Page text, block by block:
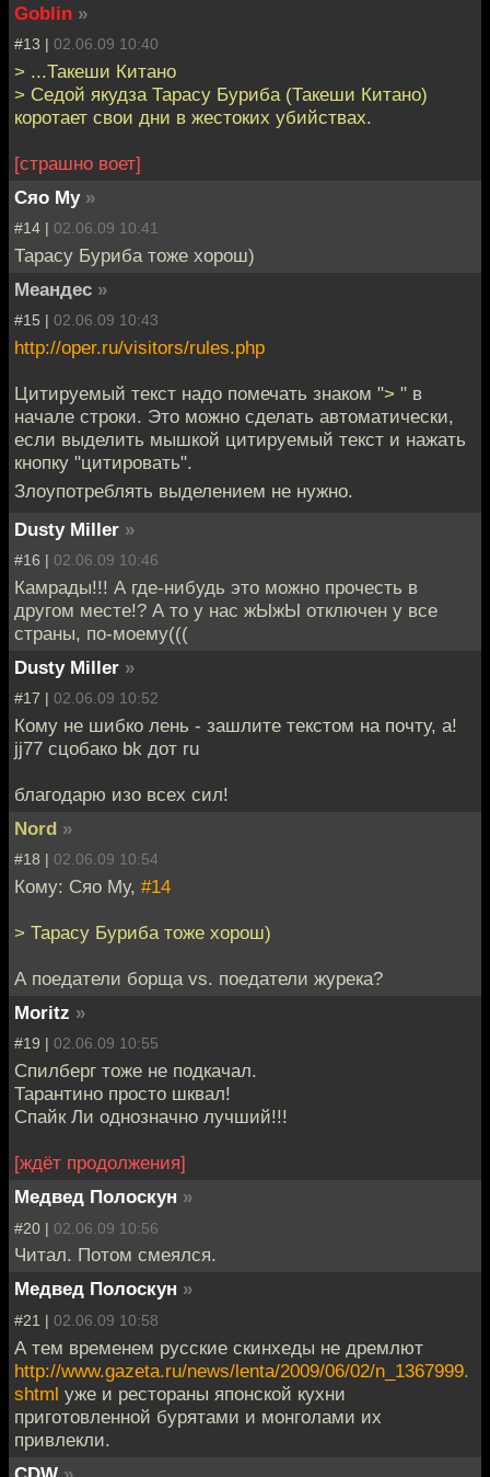
Goblin »
#13 | 02.06.09 10:40
> ...Такеши Китано
> Седой якудза Тарасу Буриба (Такеши Китано)
коротает свои дни в жестоких убийствах.
[страшно воет]
Сяо Му »
#14 | 02.06.09 10:41
Тарасу Буриба тоже хорош)
Меандес »
#15 | 02.06.09 10:43
http://oper.ru/visitors/rules.php
Цитируемый текст надо помечать знаком "> " в
начале строки. Это можно сделать автоматически,
если выделить мышкой цитируемый текст и нажать
кнопку "цитировать".
Злоупотреблять выделением не нужно.
Dusty Miller »
#16 | 02.06.09 10:46
Камрады!!! А где-нибудь это можно прочесть в
другом месте!? А то у нас жЫжЫ отключен у все
страны, по-моему(((
Dusty Miller »
#17 | 02.06.09 10:52
Кому не шибко лень - зашлите текстом на почту, а!
jj77 сцобако bk дот ru
благодарю изо всех сил!
Nord »
#18 | 02.06.09 10:54
Кому: Сяо Му, #14
> Тарасу Буриба тоже хорош)
А поедатели борща vs. поедатели журека?
Moritz »
#19 | 02.06.09 10:55
Спилберг тоже не подкачал.
Тарантино просто шквал!
Спайк Ли однозначно лучший!!!
[ждёт продолжения]
Медвед Полоскун »
#20 | 02.06.09 10:56
Читал. Потом смеялся.
Медвед Полоскун »
#21 | 02.06.09 10:58
А тем временем русские скинхеды не дремлют
http://www.gazeta.ru/news/lenta/2009/06/02/n_1367999.
shtml уже и рестораны японской кухни
приготовленной бурятами и монголами их
привлекли.